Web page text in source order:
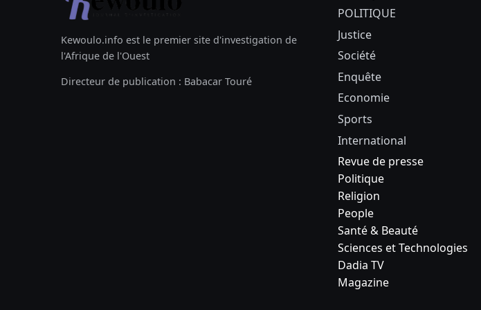
Kewoulo.info est le premier site d'investigation de
l'Afrique de l'Ouest
Directeur de publication : Babacar Touré
POLITIQUE
Justice
Société
Enquête
Economie
Sports
International
Revue de presse
Politique
Religion
People
Santé & Beauté
Sciences et Technologies
Dadia TV
Magazine